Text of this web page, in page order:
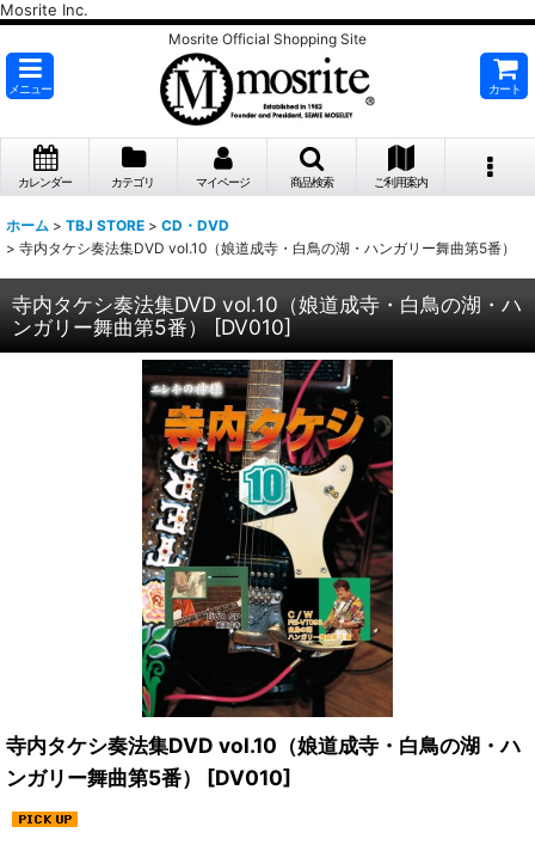
Mosrite Inc.
Mosrite Official Shopping Site
メニュー カート
カレンダー カテゴリ マイページ 商品検索 ご利用案内
ホーム > TBJ STORE > CD・DVD
> 寺内タケシ奏法集DVD vol.10（娘道成寺・白鳥の湖・ハンガリー舞曲第5番）
寺内タケシ奏法集DVD vol.10（娘道成寺・白鳥の湖・ハ
ンガリー舞曲第5番）
[DV010]
寺内タケシ奏法集DVD vol.10（娘道成寺・白鳥の湖・ハ
ンガリー舞曲第5番）
[DV010]